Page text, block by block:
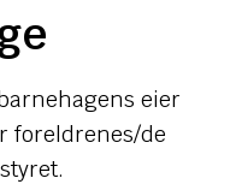
eier
foreldrenes/de